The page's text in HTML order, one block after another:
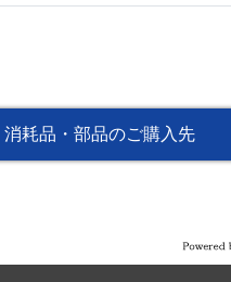
消耗品・部品のご購入先